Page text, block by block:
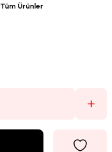
Tüm Ürünler